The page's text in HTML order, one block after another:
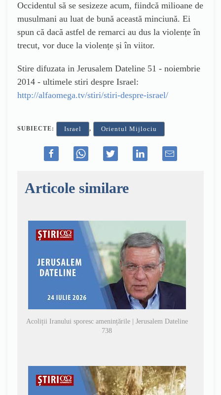
Occidentul să se sesizeze acum, fiindcă milioane de
musulmani au luat de bună această minciună. Ei
spun că dacă astfel de remarci au dus la violențe în
trecut, vor duce la violențe și în viitor.
Stire difuzata in Jerusalem Dateline 51 - noiembrie
2014 - ultimele stiri despre Israel:
http://alfaomega.tv/stiri/stiri-despre-israel/
SUBIECTE: Israel , Orientul Mijlociu
Articole similare
Acoliții Iranului sporesc amenințările | Jerusalem Dateline
738